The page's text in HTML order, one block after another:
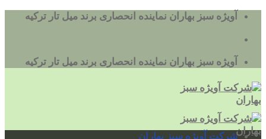
بروید
آویژه سبز بهاران نماینده انحصاری برند میل تار ترکیه
آویژه سبز بهاران نماینده انحصاری برند میل تار ترکیه
شرکت آویژه سبز بهاران